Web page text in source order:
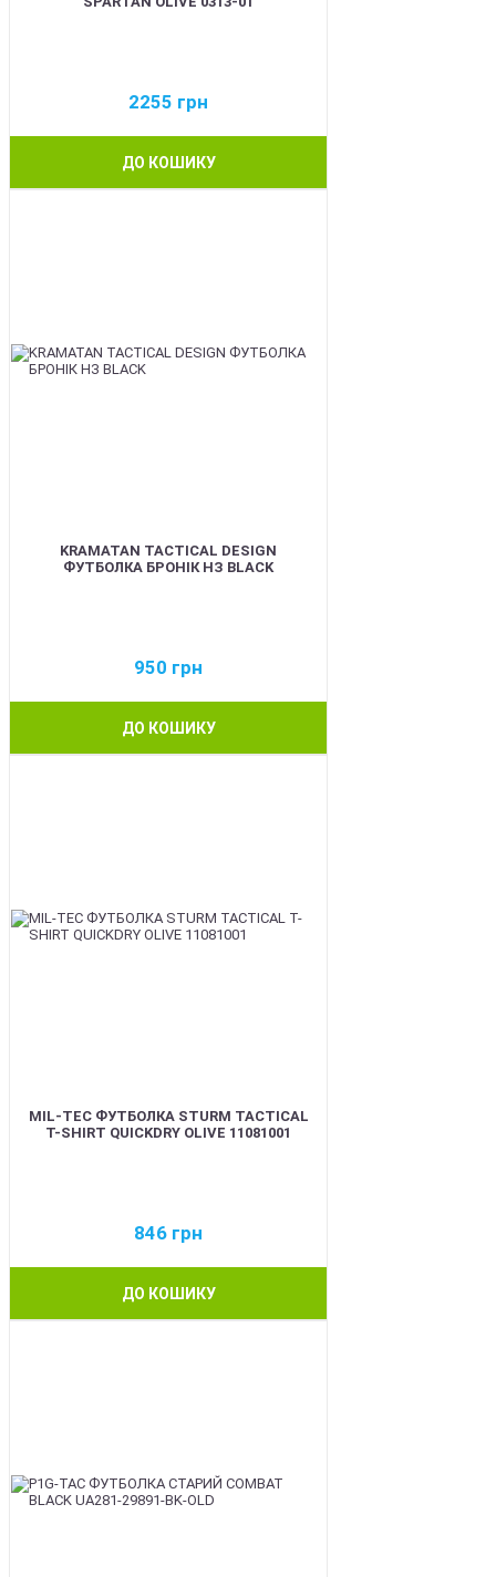
2255 грн
ДО КОШИКУ
KRAMATAN TACTICAL DESIGN
ФУТБОЛКА БРОНІК НЗ BLACK
950 грн
ДО КОШИКУ
MIL-TEC ФУТБОЛКА STURM TACTICAL
T-SHIRT QUICKDRY OLIVE 11081001
846 грн
ДО КОШИКУ